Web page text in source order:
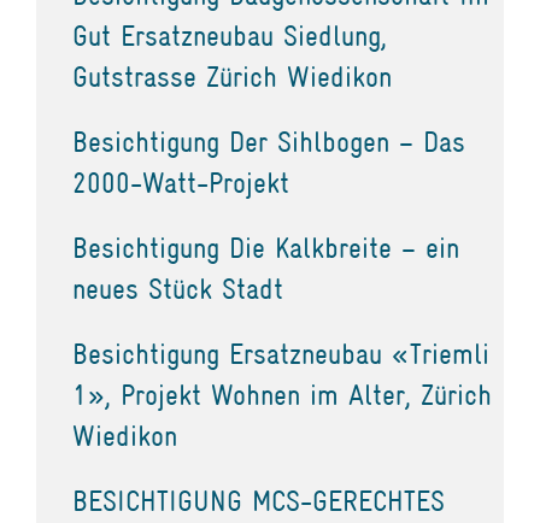
Gut Ersatzneubau Siedlung,
Gutstrasse Zürich Wiedikon
Besichtigung Der Sihlbogen – Das
2000-Watt-Projekt
Besichtigung Die Kalkbreite – ein
neues Stück Stadt
Besichtigung Ersatzneubau «Triemli
1», Projekt Wohnen im Alter, Zürich
Wiedikon
BESICHTIGUNG MCS-GERECHTES